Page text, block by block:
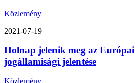
Közlemény
2021-07-19
Holnap jelenik meg az
jogállamisági jelentése